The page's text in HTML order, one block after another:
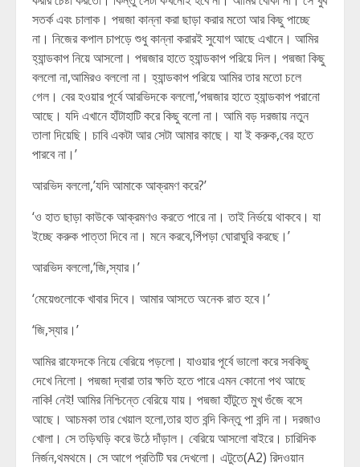
সতর্ক এবং চালাক। পদ্মজা কান্না করা ছাড়া করার মতো আর কিছু পাচ্ছে
না। নিজের কপাল চাপড়ে শুধু কান্না করারই সুযোগ আছে এখানে। আমির
হ্যান্ডকাপ নিয়ে আসলো। পদ্মজার হাতে হ্যান্ডকাপ পরিয়ে দিল। পদ্মজা কিছু
বললো না,আমিরও বললো না। হ্যান্ডকাপ পরিয়ে আমির তার মতো চলে
গেল। বের হওয়ার পূর্বে আরভিদকে বললো,’পদ্মজার হাতে হ্যান্ডকাপ পরানো
আছে। যদি এখানে হাঁটাহাটি করে কিছু বলো না। আমি বড় দরজায় নতুন
তালা দিয়েছি। চাবি একটা আর সেটা আমার কাছে। যা ই করুক,বের হতে
পারবে না।’
আরভিদ বললো,’যদি আমাকে আক্রমণ করে?’
‘ও হাত ছাড়া কাউকে আক্রমণও করতে পারে না। তাই নির্ভয়ে থাকবে। যা
ইচ্ছে করুক পাত্তা দিবে না। মনে করবে,পিঁপড়া ঘোরাঘুরি করছে।’
আরভিদ বললো,’জি,স্যার।’
‘মেয়েগুলোকে খাবার দিবে। আমার আসতে অনেক রাত হবে।’
‘জি,স্যার।’
আমির রাফেদকে নিয়ে বেরিয়ে পড়লো। যাওয়ার পূর্বে ভালো করে সবকিছু
দেখে নিলো। পদ্মজা দ্বারা তার ক্ষতি হতে পারে এমন কোনো পথ আছে
নাকি! নেই! আমির নিশ্চিন্তে বেরিয়ে যায়। পদ্মজা হাঁটুতে মুখ গুঁজে বসে
আছে। আচমকা তার খেয়াল হলো,তার হাত বন্দি কিন্তু পা বন্দি না। দরজাও
খোলা। সে তড়িঘড়ি করে উঠে দাঁড়াল। বেরিয়ে আসলো বাইরে। চারিদিক
নির্জন,থমথমে। সে আগে প্রতিটি ঘর দেখলো। এটুতে(A2) রিদওয়ান